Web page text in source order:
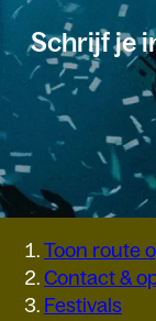
Schrijf je
Toon route
Contact &
Festivals